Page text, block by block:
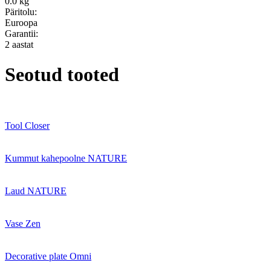
Päritolu:
Euroopa
Garantii:
2 aastat
Seotud tooted
Tool Closer
Kummut kahepoolne NATURE
Laud NATURE
Vase Zen
Decorative plate Omni